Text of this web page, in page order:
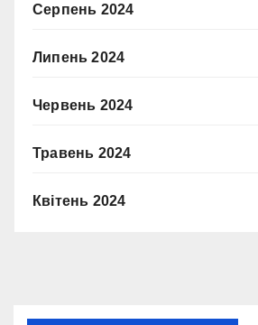
Серпень 2024
Липень 2024
Червень 2024
Травень 2024
Квітень 2024